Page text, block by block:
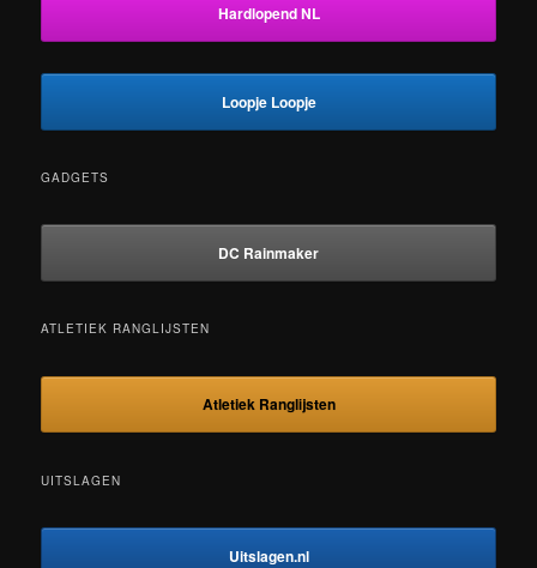
Hardlopend NL
Loopje Loopje
GADGETS
DC Rainmaker
ATLETIEK RANGLIJSTEN
Atletiek Ranglijsten
UITSLAGEN
Uitslagen.nl